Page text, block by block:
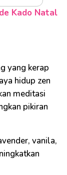
Kado Natal
yang kerap
hidup zen
meditasi
pikiran
vanila,